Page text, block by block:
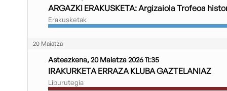
ARGAZKI ERAKUSKETA: Argizaiola Trofeoa
Erakusketak
20 Maiatza
Asteazkena, 20 Maiatza 2026 11:35
IRAKURKETA ERRAZA KLUBA GAZTELANIAZ
Liburutegia